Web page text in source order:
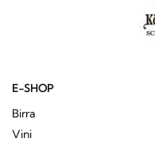
E-SHOP
Birra
Vini